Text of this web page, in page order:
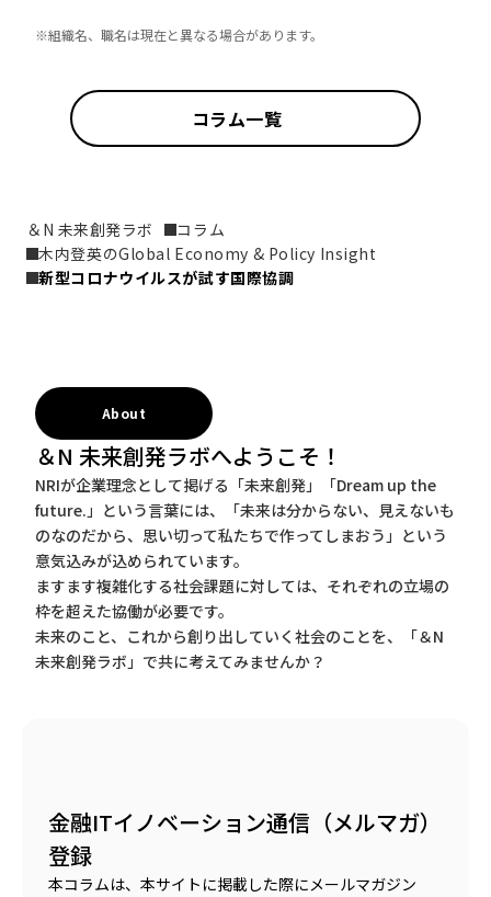
※組織名、職名は現在と異なる場合があります。
コラム一覧
＆N 未来創発ラボ
コラム
木内登英のGlobal Economy & Policy Insight
新型コロナウイルスが試す国際協調
About
＆N 未来創発ラボへようこそ！
NRIが企業理念として掲げる「未来創発」「Dream up the
future.」という言葉には、「未来は分からない、見えないも
のなのだから、思い切って私たちで作ってしまおう」という
意気込みが込められています。
ますます複雑化する社会課題に対しては、それぞれの立場の
枠を超えた協働が必要です。
未来のこと、これから創り出していく社会のことを、「＆N
未来創発ラボ」で共に考えてみませんか？
金融ITイノベーション通信（メルマガ）
登録
本コラムは、本サイトに掲載した際にメールマガジン